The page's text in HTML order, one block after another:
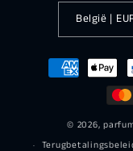
Betaalmethoden
© 2026,